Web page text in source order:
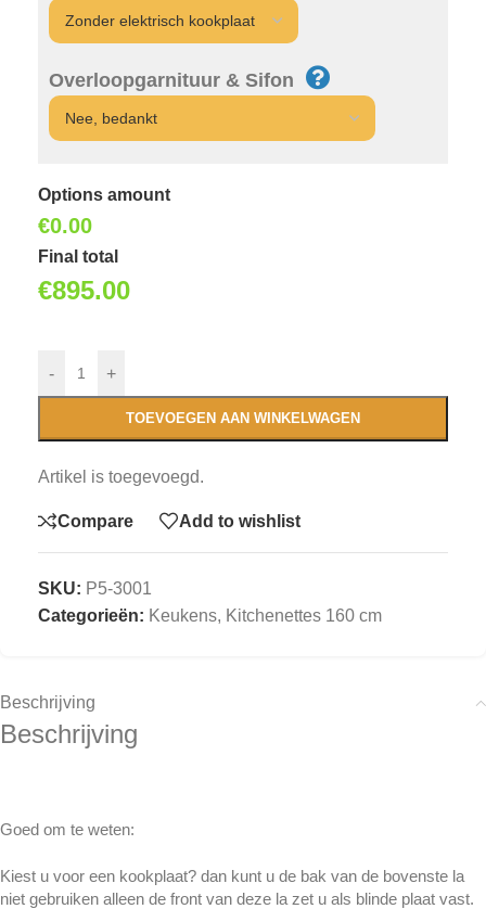
Overloopgarnituur & Sifon
Options amount
€0.00
Final total
€895.00
- +
TOEVOEGEN AAN WINKELWAGEN
Artikel is toegevoegd.
Compare Add to wishlist
SKU: P5-3001
Categorieën: Keukens, Kitchenettes 160 cm
Beschrijving
Beschrijving
Goed om te weten:
Kiest u voor een kookplaat? dan kunt u de bak van de bovenste la
niet gebruiken alleen de front van deze la zet u als blinde plaat vast.